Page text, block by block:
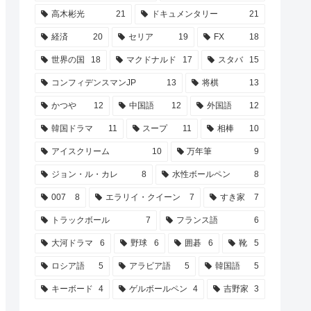
高木彬光 21 ドキュメンタリー 21
経済 20 セリア 19 FX 18
世界の国 18 マクドナルド 17 スタバ 15
コンフィデンスマンJP 13 将棋 13
かつや 12 中国語 12 外国語 12
韓国ドラマ 11 スープ 11 相棒 10
アイスクリーム 10 万年筆 9
ジョン・ル・カレ 8 水性ボールペン 8
007 8 エラリイ・クイーン 7 すき家 7
トラックボール 7 フランス語 6
大河ドラマ 6 野球 6 囲碁 6 靴 5
ロシア語 5 アラビア語 5 韓国語 5
キーボード 4 ゲルボールペン 4 吉野家 3